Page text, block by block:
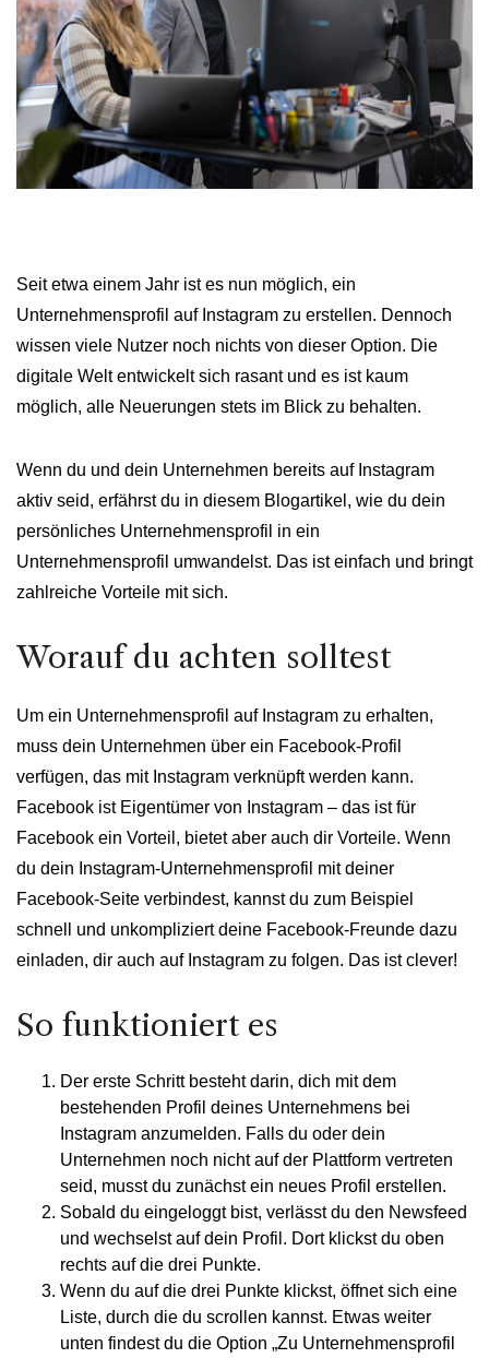
Seit etwa einem Jahr ist es nun möglich, ein
Unternehmensprofil auf Instagram zu erstellen. Dennoch
wissen viele Nutzer noch nichts von dieser Option. Die
digitale Welt entwickelt sich rasant und es ist kaum
möglich, alle Neuerungen stets im Blick zu behalten.
Wenn du und dein Unternehmen bereits auf Instagram
aktiv seid, erfährst du in diesem Blogartikel, wie du dein
persönliches Unternehmensprofil in ein
Unternehmensprofil umwandelst. Das ist einfach und bringt
zahlreiche Vorteile mit sich.
Worauf du achten solltest
Um ein Unternehmensprofil auf Instagram zu erhalten,
muss dein Unternehmen über ein Facebook-Profil
verfügen, das mit Instagram verknüpft werden kann.
Facebook ist Eigentümer von Instagram – das ist für
Facebook ein Vorteil, bietet aber auch dir Vorteile. Wenn
du dein Instagram-Unternehmensprofil mit deiner
Facebook-Seite verbindest, kannst du zum Beispiel
schnell und unkompliziert deine Facebook-Freunde dazu
einladen, dir auch auf Instagram zu folgen. Das ist clever!
So funktioniert es
Der erste Schritt besteht darin, dich mit dem
bestehenden Profil deines Unternehmens bei
Instagram anzumelden. Falls du oder dein
Unternehmen noch nicht auf der Plattform vertreten
seid, musst du zunächst ein neues Profil erstellen.
Sobald du eingeloggt bist, verlässt du den Newsfeed
und wechselst auf dein Profil. Dort klickst du oben
rechts auf die drei Punkte.
Wenn du auf die drei Punkte klickst, öffnet sich eine
Liste, durch die du scrollen kannst. Etwas weiter
unten findest du die Option „Zu Unternehmensprofil